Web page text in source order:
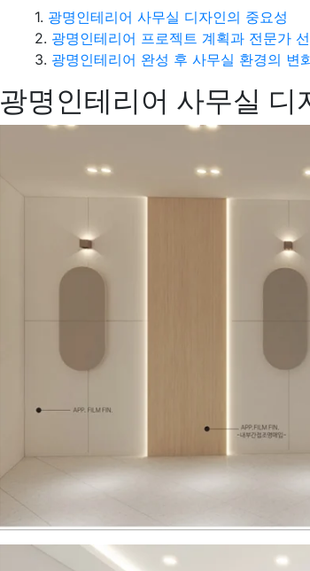
광명인테리어 사무실 디자인의 중요성
광명인테리어 프로젝트 계획과 전문가
광명인테리어 완성 후 사무실 환경의 변
광명인테리어 사무실 디